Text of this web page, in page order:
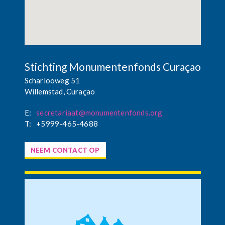
Stichting Monumentenfonds Curaçao
Scharlooweg 51
Willemstad, Curaçao
E:
secretariaat@monumentenfonds.org
T:
+5999-465-4688
NEEM CONTACT OP